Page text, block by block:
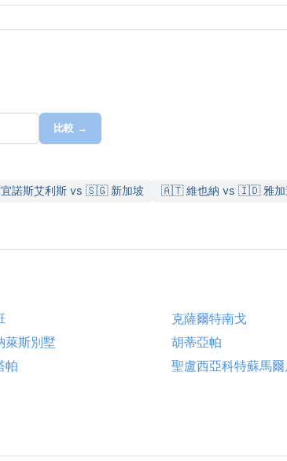
比較 →
諾斯艾利斯 vs 🇸🇬 新加坡
🇦🇹 維也納 vs 🇮🇩 雅加
克薩爾特南戈
萊斯別墅
胡蒂亞帕
帕
聖盧西亞科特蘇馬